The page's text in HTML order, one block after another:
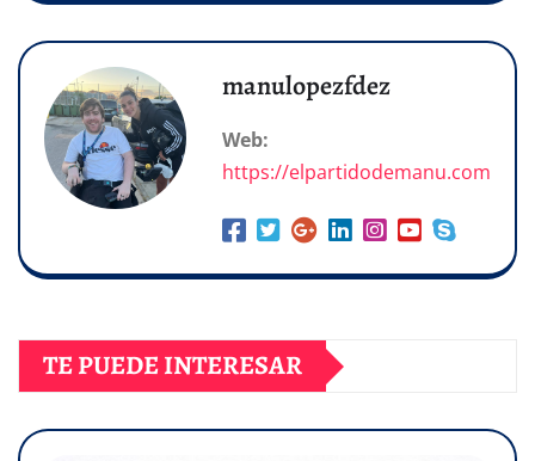
manulopezfdez
Web:
https://elpartidodemanu.com
TE PUEDE INTERESAR